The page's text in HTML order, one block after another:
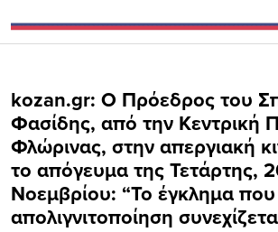
kozan.gr: Ο Πρόεδρος του
Φασίδης, από την Κεντρική
Φλώρινας, στην απεργιακή
το απόγευμα της Τετάρτης,
Νοεμβρίου: “Το έγκλημα που
απολιγνιτοποίηση